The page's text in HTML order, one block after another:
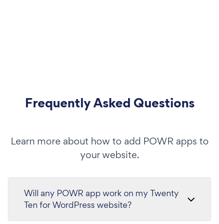
Frequently Asked Questions
Learn more about how to add POWR apps to
your website.
Will any POWR app work on my Twenty
Ten for WordPress website?